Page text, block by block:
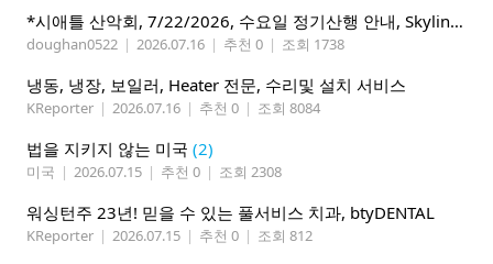
*시애틀 산악회, 7/22/2026, 수요일 정기산행 안내, Skyline Trail Loop(Mt. Rainier)*
doughan0522 | 2026.07.16 | 추천 0 | 조회 1738
냉동, 냉장, 보일러, Heater 전문, 수리및 설치 서비스
KReporter | 2026.07.16 | 추천 0 | 조회 8084
법을 지키지 않는 미국 (2)
미국 | 2026.07.15 | 추천 0 | 조회 2308
워싱턴주 23년! 믿을 수 있는 풀서비스 치과, btyDENTAL
KReporter | 2026.07.15 | 추천 0 | 조회 812